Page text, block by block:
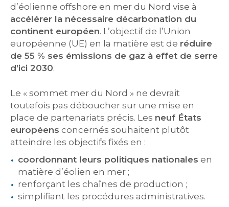
d’éolienne offshore en mer du Nord vise à
accélérer la nécessaire décarbonation du
continent européen. L’objectif de l’Union
européenne (UE) en la matière est de réduire
de 55 % ses émissions de gaz à effet de serre
d’ici 2030.
Le « sommet mer du Nord » ne devrait
toutefois pas déboucher sur une mise en
place de partenariats précis. Les neuf États
européens concernés souhaitent plutôt
atteindre les objectifs fixés en :
coordonnant leurs politiques nationales en
matière d’éolien en mer ;
renforçant les chaînes de production ;
simplifiant les procédures administratives.